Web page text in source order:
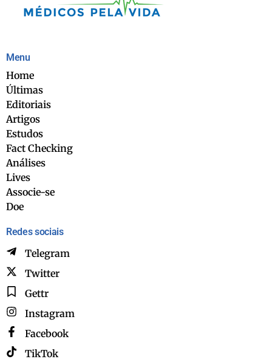
Menu
Home
Últimas
Editoriais
Artigos
Estudos
Fact Checking
Análises
Lives
Associe-se
Doe
Redes sociais
Telegram
Twitter
Gettr
Instagram
Facebook
TikTok